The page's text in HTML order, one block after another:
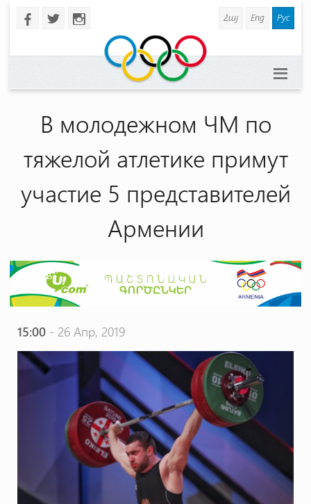
b a x Հայ Eng Рус
В молодежном ЧМ по
тяжелой атлетике примут
участие 5 представителей
Армении
15:00- 26 Апр, 2019